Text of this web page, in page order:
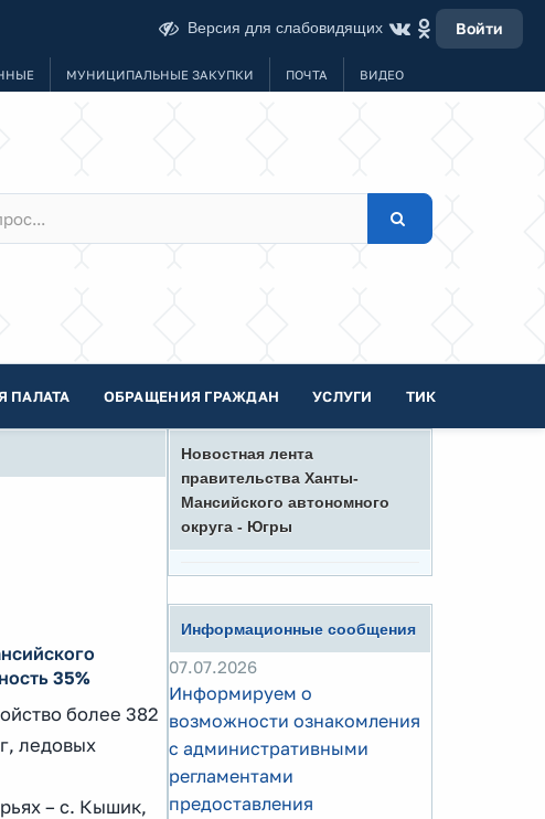
Версия для слабовидящих Войти
МУНИЦИПАЛЬНЫЕ ЗАКУПКИ ПОЧТА ВИДЕО
ПАЛАТА ОБРАЩЕНИЯ ГРАЖДАН УСЛУГИ ТИК
35%
более 382
ледовых
– с. Кышик,
Новостная лента
правительства Ханты-
Мансийского автономного
округа - Югры
Информационные сообщения
07.07.2026
Информируем о
возможности ознакомления
с административными
регламентами
предоставления